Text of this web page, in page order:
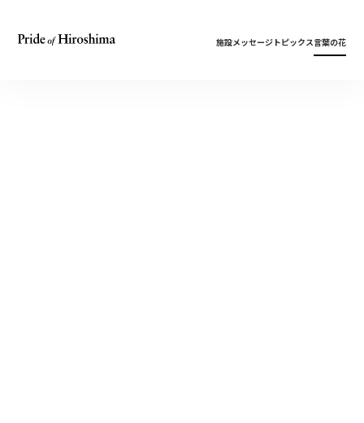
施設メッセージトピックス言葉の花